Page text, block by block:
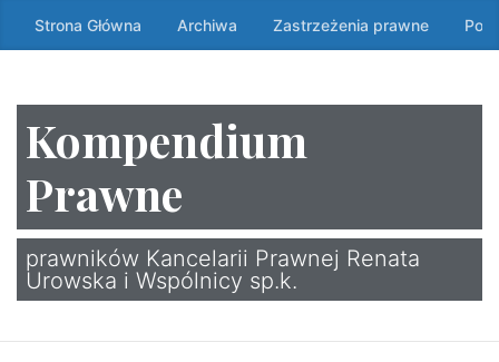
Przeskocz
do
↷
Strona Główna Archiwa Zastrzeżenia prawne
Kompendium
Prawne
prawników Kancelarii Prawnej Renata
Urowska i Wspólnicy sp.k.